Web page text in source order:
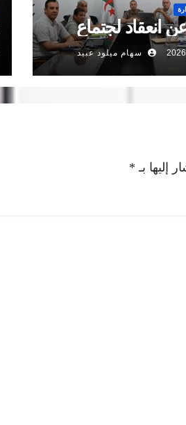
انعقاد لجتماع
سهام ميلود عبيد
إليها بـ *